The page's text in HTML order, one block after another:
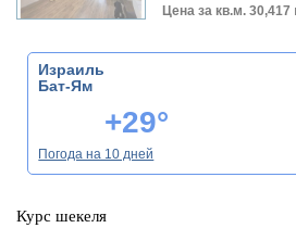
Цена за кв.м. 30,417
Израиль
Бат-Ям
+29°
Погода на 10 дней
Курс шекеля